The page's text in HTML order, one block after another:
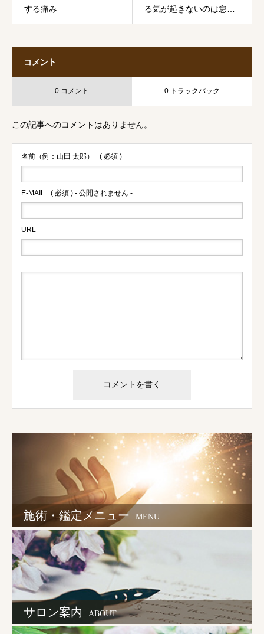
する痛み
る気が起きないのは怠け
コメント
0 コメント 0 トラックバック
この記事へのコメントはありません。
名前（例：山田 太郎） ( 必須 )
E-MAIL ( 必須 ) - 公開されません -
URL
施術・鑑定メニュー MENU
サロン案内 ABOUT